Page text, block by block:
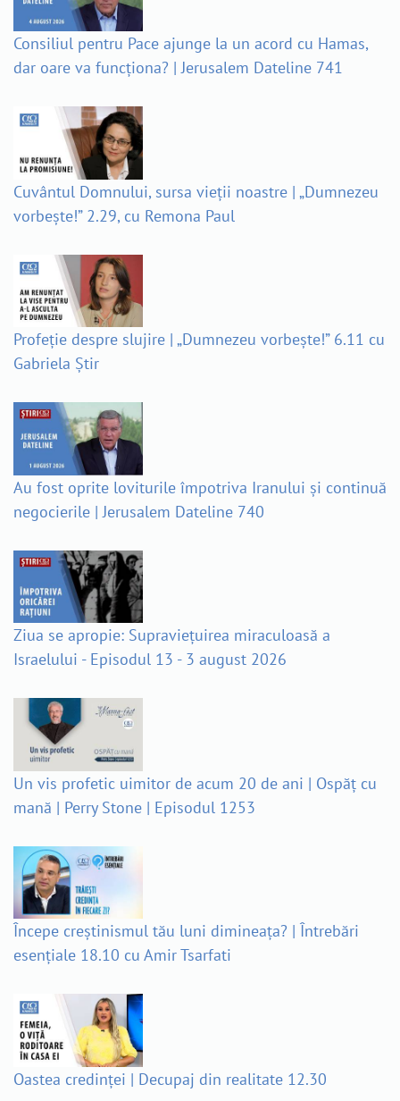
Consiliul pentru Pace ajunge la un acord cu Hamas,
dar oare va funcționa? | Jerusalem Dateline 741
Cuvântul Domnului, sursa vieții noastre | „Dumnezeu
vorbește!” 2.29, cu Remona Paul
Profeție despre slujire | „Dumnezeu vorbește!” 6.11 cu
Gabriela Știr
Au fost oprite loviturile împotriva Iranului și continuă
negocierile | Jerusalem Dateline 740
Ziua se apropie: Supraviețuirea miraculoasă a
Israelului - Episodul 13 - 3 august 2026
Un vis profetic uimitor de acum 20 de ani | Ospăț cu
mană | Perry Stone | Episodul 1253
Începe creștinismul tău luni dimineața? | Întrebări
esențiale 18.10 cu Amir Tsarfati
Oastea credinței | Decupaj din realitate 12.30